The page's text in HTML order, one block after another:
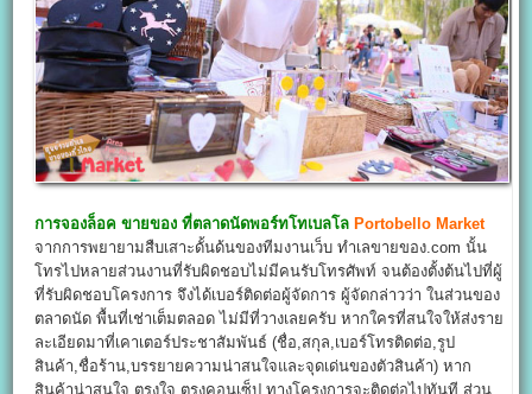
การจองล็อค ขายของ ที่ตลาดนัดพอร์ทโทเบลโล Portobello Market
จากการพยายามสืบเสาะดั้นด้นของทีมงานเว็บ ทำเลขายของ.com นั้น
โทรไปหลายส่วนงานที่รับผิดชอบไม่มีคนรับโทรศัพท์ จนต้องตั้งต้นไปที่ผู้
ที่รับผิดชอบโครงการ จึงได้เบอร์ติดต่อผู้จัดการ ผู้จัดกล่าวว่า ในส่วนของ
ตลาดนัด พื้นที่เช่าเต็มตลอด ไม่มีที่วางเลยครับ หากใครที่สนใจให้ส่งราย
ละเอียดมาที่เคาเตอร์ประชาสัมพันธ์ (ชื่อ,สกุล,เบอร์โทรติดต่อ,รูป
สินค้า,ชื่อร้าน,บรรยายความน่าสนใจและจุดเด่นของตัวสินค้า) หาก
สินค้าน่าสนใจ ตรงใจ ตรงคอนเซ็ป ทางโครงการจะติดต่อไปทันที ส่วน